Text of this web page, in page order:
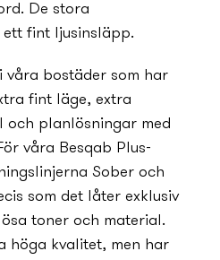
De stora
fint ljusinsläpp.
våra bostäder som har
fint läge, extra
och planlösningar med
våra Besqab Plus-
Sober och
som det låter exklusiv
toner och material.
höga kvalitet, men har